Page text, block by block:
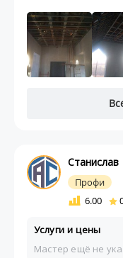
Станислав
Профи
6.00
Услуги и цены
Мастер ещё не